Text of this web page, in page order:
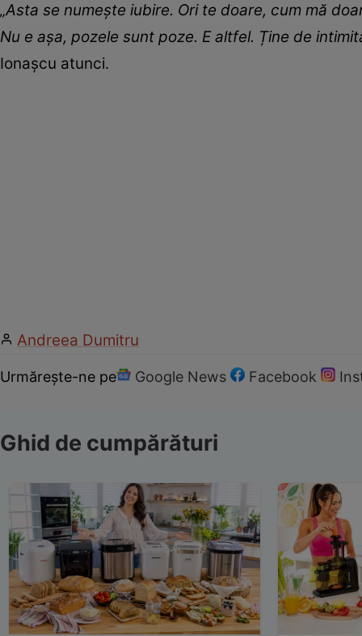
„Asta se numește iubire. Ori te doare, cum mă
Nu e așa, pozele sunt poze. E altfel. Ține de
Ionașcu atunci.
Andreea Dumitru
Urmărește-ne pe Google News Facebook
Ghid de cumpărături